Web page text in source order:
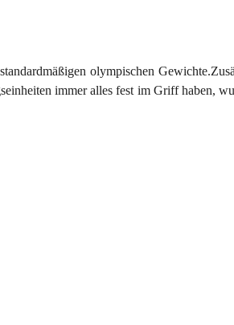
olympischen
immer alles fest im Griff haben,